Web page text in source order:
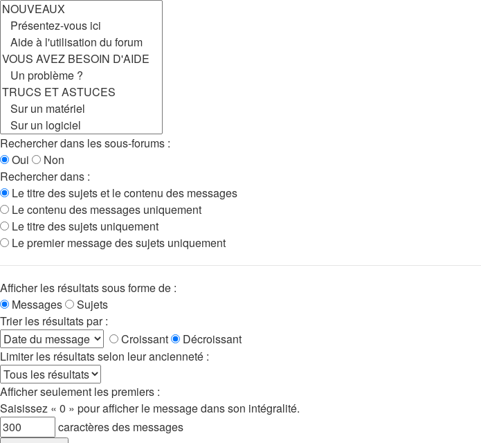
Rechercher dans les sous-forums :
Oui
Non
Rechercher dans :
Le titre des sujets et le contenu des messages
Le contenu des messages uniquement
Le titre des sujets uniquement
Le premier message des sujets uniquement
Afficher les résultats sous forme de :
Messages
Sujets
Trier les résultats par :
Croissant
Décroissant
Limiter les résultats selon leur ancienneté :
Afficher seulement les premiers :
Saisissez « 0 » pour afficher le message dans son intégralité.
caractères des messages